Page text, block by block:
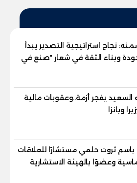
نجاح استراتيجية التصدير يبدأ
وبناء الثقة في شعار "صنع في
السعيد يفجر أزمة..وعقوبات مالية
وبانزا
ثروت حلمي مستشارًا للعلاقات
وعضوًا بالهيئة الاستشارية
لمنظمة «جاد جمينت يوإن»